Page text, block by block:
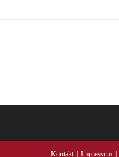
Kontakt Impressum